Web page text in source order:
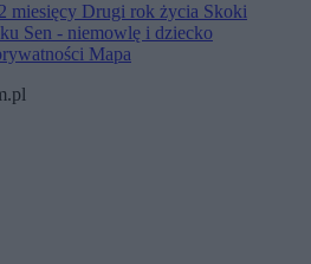
miesięcy Drugi rok życia Skoki
Sen - niemowlę i dziecko
Mapa